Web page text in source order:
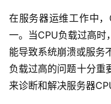
在服务器运维工作中
一。当CPU负载过高时
能导致系统崩溃或服务
负载过高的问题十分重
来诊断和解决服务器